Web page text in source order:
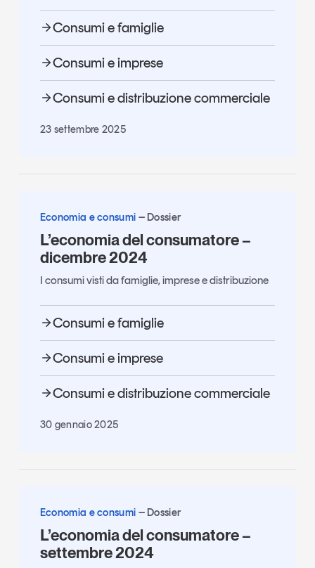
Consumi e famiglie
Consumi e imprese
Consumi e distribuzione commerciale
23 settembre 2025
Economia e consumi Dossier
L’economia del consumatore –
dicembre 2024
I consumi visti da famiglie, imprese e distribuzione
Consumi e famiglie
Consumi e imprese
Consumi e distribuzione commerciale
30 gennaio 2025
Economia e consumi Dossier
L’economia del consumatore –
settembre 2024